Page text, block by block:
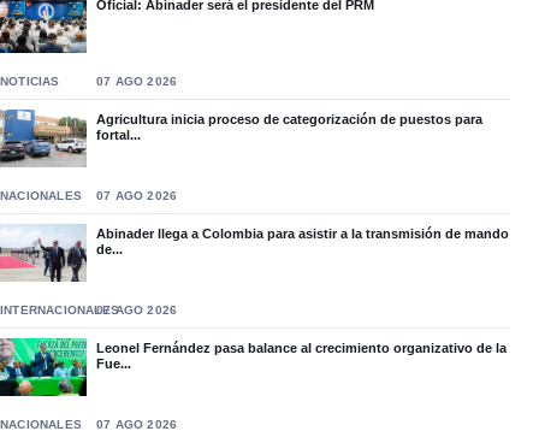
Oficial: Abinader será el presidente del PRM
NOTICIAS 07 AGO 2026
Agricultura inicia proceso de categorización de puestos para
fortal...
NACIONALES 07 AGO 2026
Abinader llega a Colombia para asistir a la transmisión de mando
de...
INTERNACIONALES07 AGO 2026
Leonel Fernández pasa balance al crecimiento organizativo de la
Fue...
NACIONALES 07 AGO 2026